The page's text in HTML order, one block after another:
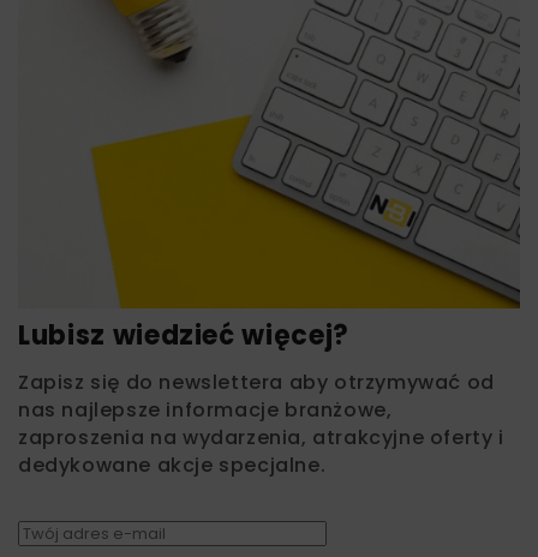
Lubisz wiedzieć więcej?
Zapisz się do newslettera aby otrzymywać od
nas najlepsze informacje branżowe,
zaproszenia na wydarzenia, atrakcyjne oferty i
dedykowane akcje specjalne.